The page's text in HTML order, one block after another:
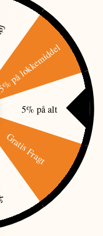
- 129GR.
lokkemiddel
5% på alt
Gratis Fragt